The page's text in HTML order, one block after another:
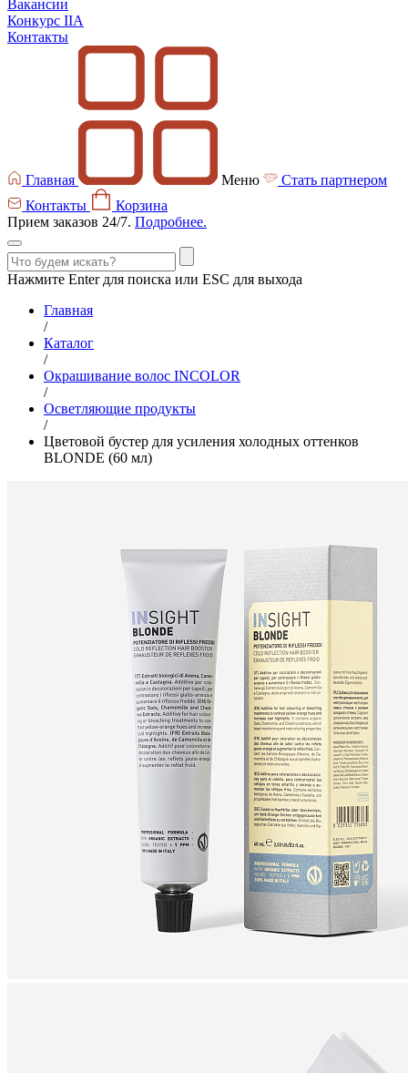
Вакансии
Конкурс IIA
Контакты
Главная Меню
Стать партнером
Контакты
Корзина
Прием заказов 24/7. Подробнее.
Нажмите Enter для поиска или ESC для выхода
Главная
/
Каталог
/
Окрашивание волос INCOLOR
/
Осветляющие продукты
/
Цветовой бустер для усиления холодных оттенков
BLONDE (60 мл)